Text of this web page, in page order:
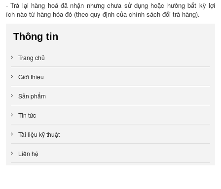
- Trả lại hàng hoá đã nhận nhưng chưa sử dụng hoặc hưởng bất kỳ lợi
ích nào từ hàng hóa đó (theo quy định của chính sách đổi trả hàng).
Thông tin
Trang chủ
Giới thiệu
Sản phẩm
Tin tức
Tài liệu kỹ thuật
Liên hệ